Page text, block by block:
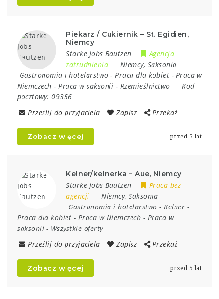
Piekarz / Cukiernik – St. Egidien,
Niemcy
Starke Jobs Bautzen
Agencja
zatrudnienia
Niemcy, Saksonia
Gastronomia i hotelarstwo - Praca dla kobiet - Praca w
Niemczech - Praca w saksonii - Rzemieślnictwo
Kod
pocztowy: 09356
Prześlij do przyjaciela
Zapisz Przekaż
Zobacz więcej przed 5 lat
Kelner/kelnerka – Aue, Niemcy
Starke Jobs Bautzen
Praca bez
agencji
Niemcy, Saksonia
Gastronomia i hotelarstwo - Kelner -
Praca dla kobiet - Praca w Niemczech - Praca w
saksonii - Wszystkie oferty
Prześlij do przyjaciela
Zapisz Przekaż
Zobacz więcej przed 5 lat